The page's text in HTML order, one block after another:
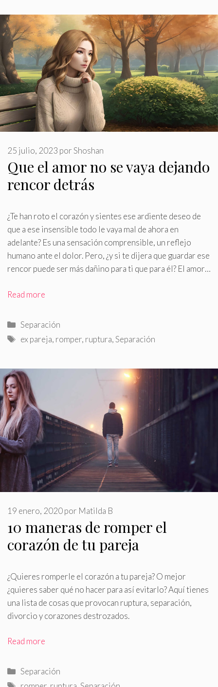
Que el amor no se vaya dejando
rencor detrás
25 julio, 2023 porShoshan
¿Te han roto el corazón y sientes ese ardiente deseo de
que a ese insensible todo le vaya mal de ahora en
adelante? Es una sensación comprensible, un reflejo
humano ante el dolor. Pero, ¿y si te dijera que guardar ese
rencor puede ser más dañino para ti que para él? El amor…
Read more
Categorías
Separación
Etiquetas
ex pareja, romper, ruptura,Separación
10 maneras de romper el
corazón de tu pareja
19 enero, 2020por Matilda B
¿Quieres romperle el corazón a tu pareja? O mejor
¿quieres saber qué no hacer para así evitarlo? Aquí tienes
una lista de cosas que provocan ruptura, separación,
divorcio y corazones destrozados.
Read more
Categorías
Separación
Etiquetas